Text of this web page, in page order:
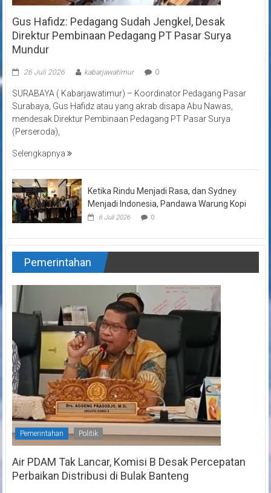
Gus Hafidz: Pedagang Sudah Jengkel, Desak
Direktur Pembinaan Pedagang PT Pasar Surya
Mundur
26 Juli 2026 kabarjawatimur 0
SURABAYA ( Kabarjawatimur) – Koordinator Pedagang Pasar
Surabaya, Gus Hafidz atau yang akrab disapa Abu Nawas,
mendesak Direktur Pembinaan Pedagang PT Pasar Surya
(Perseroda),
Selengkapnya
Ketika Rindu Menjadi Rasa, dan Sydney
Menjadi Indonesia, Pandawa Warung Kopi
6 Juli 2026 0
Pemerintahan
Pemerintahan Politik
Air PDAM Tak Lancar, Komisi B Desak Percepatan
Perbaikan Distribusi di Bulak Banteng